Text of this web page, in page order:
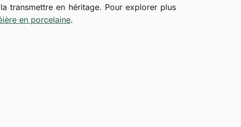
transmettre en héritage. Pour explorer plus
en porcelaine.